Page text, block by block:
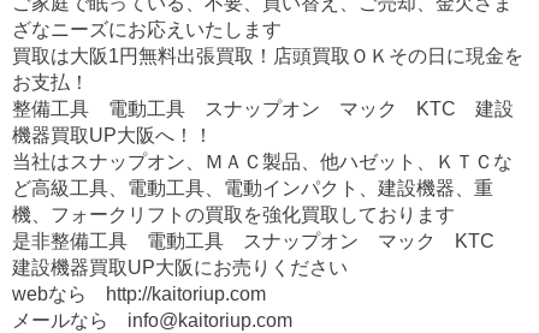
ざなニーズにお応えいたします
買取は大阪1円無料出張買取！店頭買取ＯＫその日に現金を
お支払！
整備工具 電動工具 スナップオン マック KTC 建設
機器買取UP大阪へ！！
当社はスナップオン、ＭＡＣ製品、他ハゼット、ＫＴＣな
ど高級工具、電動工具、電動インパクト、建設機器、重
機、フォークリフトの買取を強化買取しております
是非整備工具 電動工具 スナップオン マック KTC
建設機器買取UP大阪にお売りください
webなら
http://kaitoriup.com
メールなら info@kaitoriup.com